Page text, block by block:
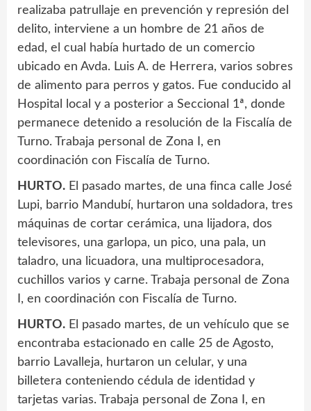
realizaba patrullaje en prevención y represión del
delito, interviene a un hombre de 21 años de
edad, el cual había hurtado de un comercio
ubicado en Avda. Luis A. de Herrera, varios sobres
de alimento para perros y gatos. Fue conducido al
Hospital local y a posterior a Seccional 1ª, donde
permanece detenido a resolución de la Fiscalía de
Turno. Trabaja personal de Zona I, en
coordinación con Fiscalía de Turno.
HURTO. El pasado martes, de una finca calle José
Lupi, barrio Mandubí, hurtaron una soldadora, tres
máquinas de cortar cerámica, una lijadora, dos
televisores, una garlopa, un pico, una pala, un
taladro, una licuadora, una multiprocesadora,
cuchillos varios y carne. Trabaja personal de Zona
I, en coordinación con Fiscalía de Turno.
HURTO. El pasado martes, de un vehículo que se
encontraba estacionado en calle 25 de Agosto,
barrio Lavalleja, hurtaron un celular, y una
billetera conteniendo cédula de identidad y
tarjetas varias. Trabaja personal de Zona I, en